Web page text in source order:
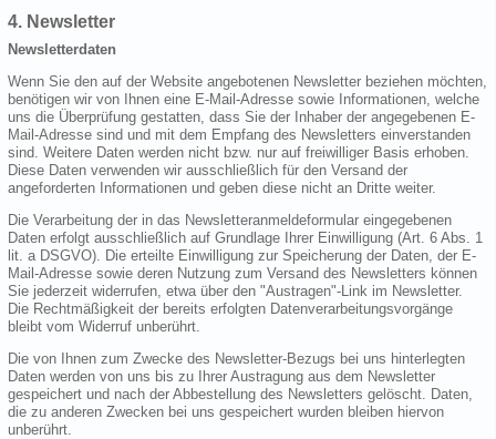
4. Newsletter
Newsletterdaten
Wenn Sie den auf der Website angebotenen Newsletter beziehen möchten,
benötigen wir von Ihnen eine E-Mail-Adresse sowie Informationen, welche
uns die Überprüfung gestatten, dass Sie der Inhaber der angegebenen E-
Mail-Adresse sind und mit dem Empfang des Newsletters einverstanden
sind. Weitere Daten werden nicht bzw. nur auf freiwilliger Basis erhoben.
Diese Daten verwenden wir ausschließlich für den Versand der
angeforderten Informationen und geben diese nicht an Dritte weiter.
Die Verarbeitung der in das Newsletteranmeldeformular eingegebenen
Daten erfolgt ausschließlich auf Grundlage Ihrer Einwilligung (Art. 6 Abs. 1
lit. a DSGVO). Die erteilte Einwilligung zur Speicherung der Daten, der E-
Mail-Adresse sowie deren Nutzung zum Versand des Newsletters können
Sie jederzeit widerrufen, etwa über den "Austragen"-Link im Newsletter.
Die Rechtmäßigkeit der bereits erfolgten Datenverarbeitungsvorgänge
bleibt vom Widerruf unberührt.
Die von Ihnen zum Zwecke des Newsletter-Bezugs bei uns hinterlegten
Daten werden von uns bis zu Ihrer Austragung aus dem Newsletter
gespeichert und nach der Abbestellung des Newsletters gelöscht. Daten,
die zu anderen Zwecken bei uns gespeichert wurden bleiben hiervon
unberührt.